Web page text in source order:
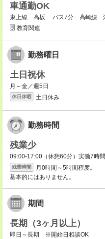
車通勤OK
東上線 高坂 バス7分 高崎線
教育関連
勤務曜日
土日祝休
月～金／週5日
休日休暇 土日休み
勤務時間
残業少
09:00-17:00（休憩60分）実働7時間
残業時間
月0時間～5時間程度。
基本的にはありません。
期間
長期（3ヶ月以上）
即日～長期 ※開始日相談OK